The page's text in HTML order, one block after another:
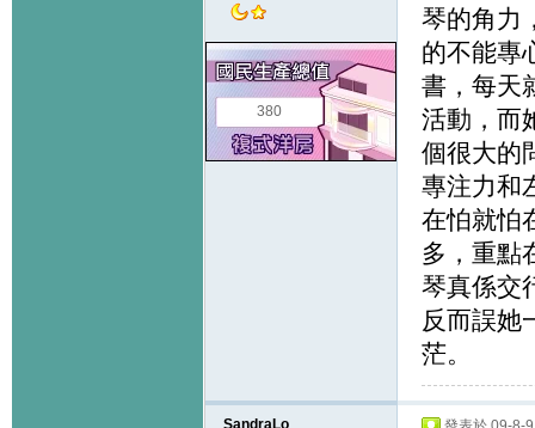
380
琴的角力
的不能專
書，每天
活動，而
個很大的
專注力和
在怕就怕
多，重點
琴真係交
反而誤她
茫。
SandraLo